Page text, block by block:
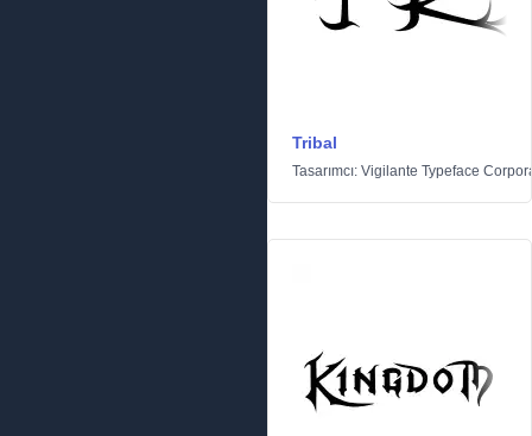
Tribal
Tasarımcı: Vigilante Typeface